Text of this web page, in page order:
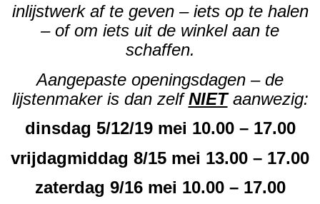
inlijstwerk af te geven – iets op te halen
– of om iets uit de winkel aan te
schaffen.
Aangepaste openingsdagen – de
lijstenmaker is dan zelfNIETaanwezig:
dinsdag 5/12/19 mei 10.00 – 17.00
vrijdagmiddag 8/15 mei 13.00 – 17.00
zaterdag 9/16 mei 10.00 – 17.00